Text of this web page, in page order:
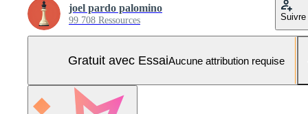
joel pardo palomino
99 708 Ressources Suivre
Gratuit avec EssaiAucune attribution requise